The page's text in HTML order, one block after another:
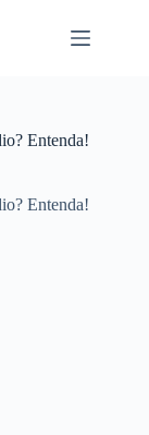
Entenda!
Entenda!